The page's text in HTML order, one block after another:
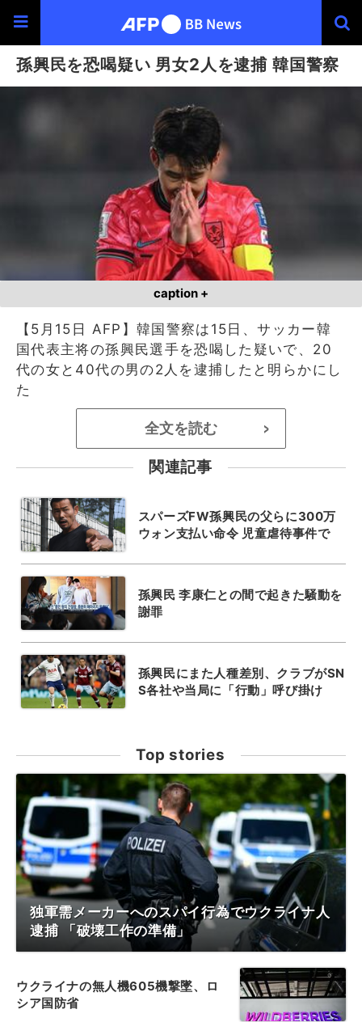
孫興民を恐喝疑い 男女2人を逮捕 韓国警察
caption +
【5月15日 AFP】韓国警察は15日、サッカー韓
国代表主将の孫興民選手を恐喝した疑いで、20
代の女と40代の男の2人を逮捕したと明らかにし
た
全文を読む >
関連記事
スパーズFW孫興民の父らに300万
ウォン支払い命令 児童虐待事件で
孫興民 李康仁との間で起きた騒動を
謝罪
孫興民にまた人種差別、クラブがSN
S各社や当局に「行動」呼び掛け
Top stories
独軍需メーカーへのスパイ行為でウクライナ人
逮捕 「破壊工作の準備」
ウクライナの無人機605機撃墜、ロ
シア国防省